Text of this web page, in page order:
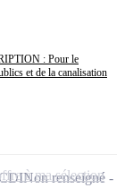
: Pour le
et de la canalisation
Non renseigné
à ma sélection